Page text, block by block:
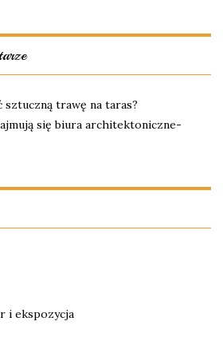
sztuczną trawę na taras?
się biura architektoniczne-
i ekspozycja